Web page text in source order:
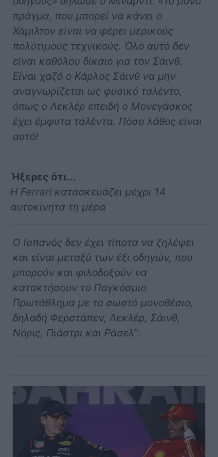
πράγμα, που μπορεί να κάνει ο
Χάμιλτον είναι να φέρει μερικούς
πολύτιμους τεχνικούς. Όλο αυτό δεν
είναι καθόλου δίκαιο για τον Σάινθ.
Είναι χαζό ο Κάρλος Σάινθ να μην
αναγνωρίζεται ως φυσικό ταλέντο,
όπως ο Λεκλέρ επειδή ο Μονεγάσκος
έχει έμφυτα ταλέντα. Πόσο λάθος είναι
αυτό!
Ήξερες ότι...
Η Ferrari κατασκευάζει μέχρι 14
αυτοκίνητα τη μέρα
Ο Ισπανός δεν έχει τίποτα να ζηλέψει
και είναι μεταξύ των έξι οδηγών, που
μπορούν και φιλοδοξούν να
κατακτήσουν το Παγκόσμιο
Πρωτάθλημα με το σωστό μονοθέσιο,
δηλαδή Φερστάπεν, Λεκλέρ, Σάινθ,
Νόρις, Πιάστρι και Ράσελ”.